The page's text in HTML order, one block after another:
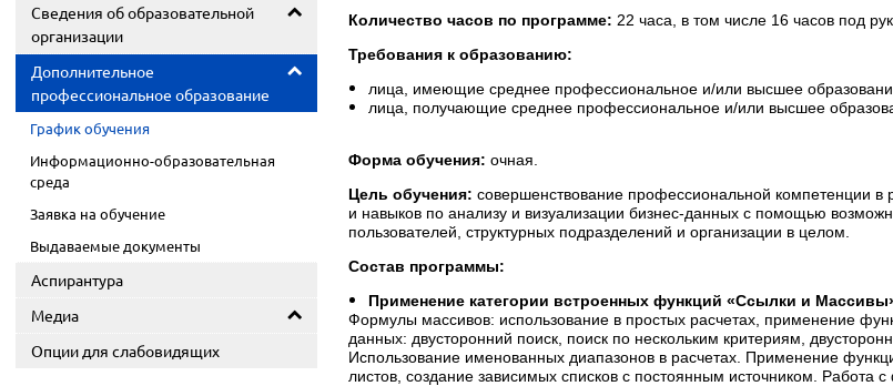
Сведения об образовательной
организации
Дополнительное
профессиональное образование
График обучения
Информационно-образовательная
среда
Заявка на обучение
Выдаваемые документы
Аспирантура
Медиа
Опции для слабовидящих
Количество часов по программе: 22 часа, в том числе 16 часов под
Требования к образованию:
лица, имеющие среднее профессиональное и/или высшее
лица, получающие среднее профессиональное и/или высшее
Форма обучения: очная.
Цель обучения: совершенствование профессиональной компетенции
и навыков по анализу и визуализации бизнес-данных с помощью
пользователей, структурных подразделений и организации в целом.
Состав программы:
Применение категории встроенных функций «Ссылки и
Формулы массивов: использование в простых расчетах, применение
данных: двусторонний поиск, поиск по нескольким критериям,
Использование именованных диапазонов в расчетах. Применение
листов, создание зависимых списков с постоянным источником. Работа